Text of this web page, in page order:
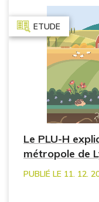
ETUDE
Le PLU-H
métropole de
PUBLIÉ LE 11. 12.